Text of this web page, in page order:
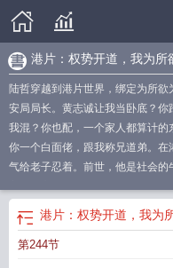
港片：权势开道，我为所
陆哲穿越到港片世界，绑定为所
安局局长。黄志诚让我当卧底？
我混？你也配，一个家人都算计的
你一个白面佬，跟我称兄道弟。
气给老子忍着。前世，他是社会
所欲为咋了(1-148)
权势啥意思
读 港片权势开道我为所欲为咋了
港片：权势开道，我为
第244节